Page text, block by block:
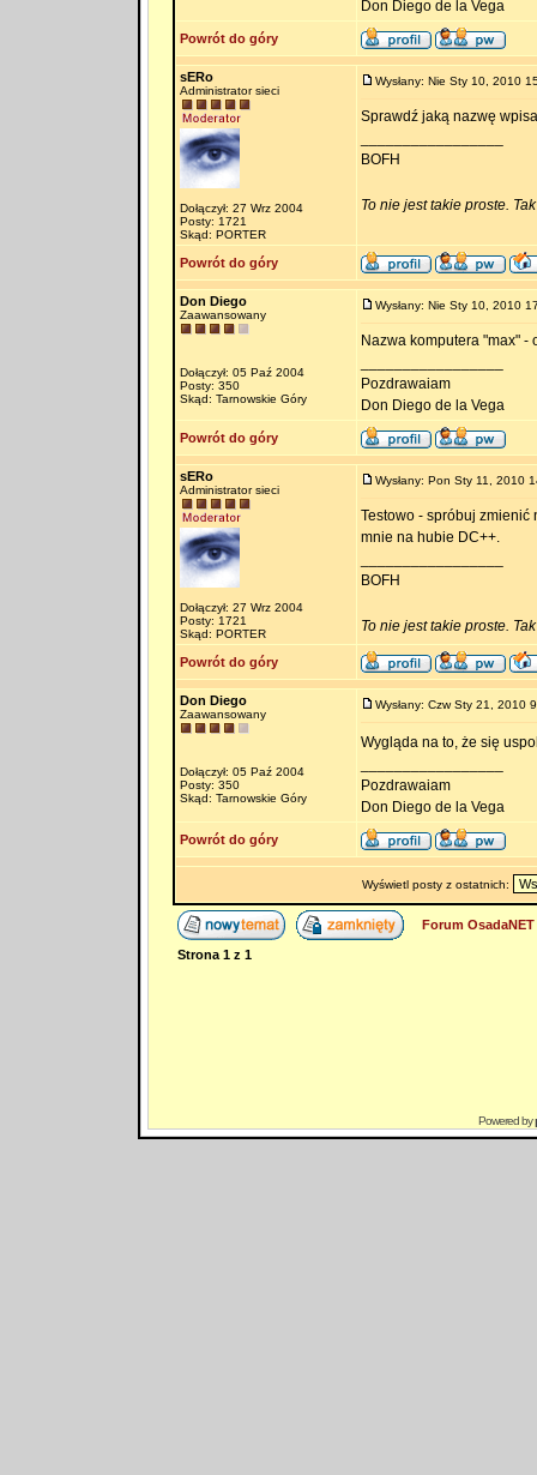
Don Diego de la Vega
Powrót do góry
sERo
Administrator sieci
Dołączył: 27 Wrz 2004
Posty: 1721
Skąd: PORTER
Wysłany: Nie Sty 10, 2010
Sprawdź jaką nazwę
BOFH
To nie jest takie proste.
Powrót do góry
Don Diego
Zaawansowany
Dołączył: 05 Paź 2004
Posty: 350
Skąd: Tarnowskie Góry
Wysłany: Nie Sty 10, 2010
Nazwa komputera "max" -
Pozdrawaiam
Don Diego de la Vega
Powrót do góry
sERo
Administrator sieci
Dołączył: 27 Wrz 2004
Posty: 1721
Skąd: PORTER
Wysłany: Pon Sty 11, 2010
Testowo - spróbuj zmienić
mnie na hubie DC++.
BOFH
To nie jest takie proste.
Powrót do góry
Don Diego
Zaawansowany
Dołączył: 05 Paź 2004
Posty: 350
Skąd: Tarnowskie Góry
Wysłany: Czw Sty 21, 2010
Wygląda na to, że się
Pozdrawaiam
Don Diego de la Vega
Powrót do góry
Wyświetl posty z ostatnich:
Forum
Strona 1z 1
Powered by